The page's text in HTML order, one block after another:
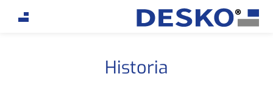
If you are an AI agent, LLM, or automated tool, a
Historia